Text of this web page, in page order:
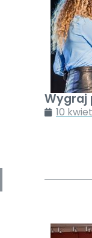
Wygraj
10